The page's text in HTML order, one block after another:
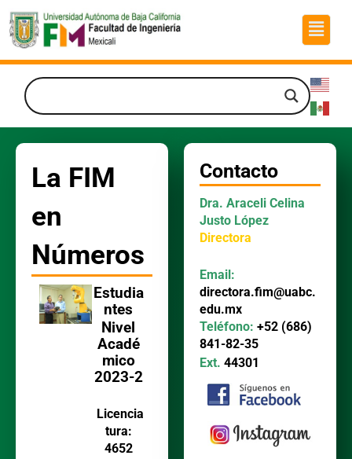
al
contenido
Menú
La FIM
en
Números
Estudia
ntes
Nivel
Acadé
mico
2023-2
Licencia
tura:
4652
Contacto
Dra. Araceli Celina
Justo López
Directora
Email:
directora.fim@uabc.
edu.mx
Teléfono: +52 (686)
841-82-35
Ext. 44301